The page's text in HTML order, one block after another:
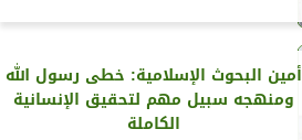
أمين البحوث الإسلامية: خطى رسول الله
ومنهجه سبيل مهم لتحقيق الإنسانية
الكاملة